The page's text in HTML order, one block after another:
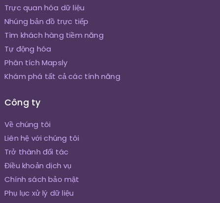
Trực quan hóa dữ liệu
Nhúng bản đồ trực tiếp
Tìm khách hàng tiềm năng
Tự động hóa
Phân tích Mapsly
Khám phá tất cả các tính năng
Công ty
Về chúng tôi
Liên hệ với chúng tôi
Trở thành đối tác
Điều khoản dịch vụ
Chính sách bảo mật
Phụ lục xử lý dữ liệu